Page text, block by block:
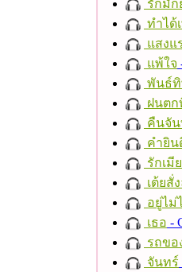
รักมัก
ทำได้
แสงแ
แพ้ใจ
พันธ์
ฝนตก
คืนจั
คำยิน
รักเมี
เต้ยสั่
อยู่ไม่
เธอ -
รถขอ
จันทร์